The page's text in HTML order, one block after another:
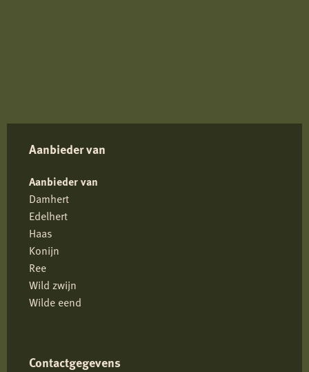
Aanbieder van
Aanbieder van
Damhert
Edelhert
Haas
Konijn
Ree
Wild zwijn
Wilde eend
Contactgegevens